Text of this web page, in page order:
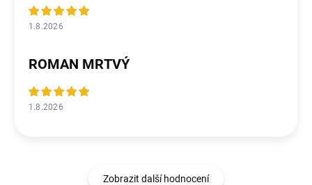
1.8.2026
ROMAN MRTVÝ
1.8.2026
Zobrazit další hodnocení